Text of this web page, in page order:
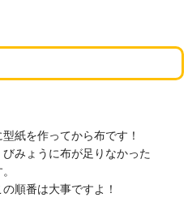
紙を作ってから布です！
みょうに布が足りなかった
順番は大事ですよ！